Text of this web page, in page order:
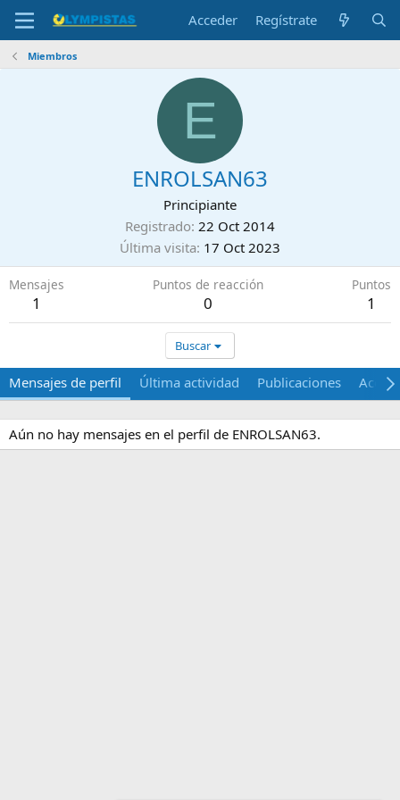
Acceder Regístrate
Miembros
E
ENROLSAN63
Principiante
Registrado 22 Oct 2014
Última visita 17 Oct 2023
Mensajes
1
Puntos de reacción
0
Puntos
1
Buscar
Mensajes de perfil Última actividad Publicaciones Acerca
Aún no hay mensajes en el perfil de ENROLSAN63.